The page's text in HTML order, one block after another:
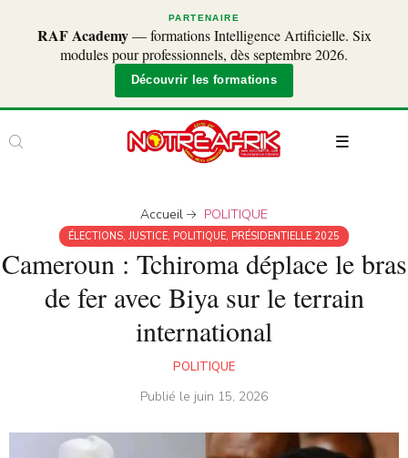
PARTENAIRE
RAF Academy— formations Intelligence Artificielle. Six
modules pour professionnels, dès septembre 2026.
Découvrir les formations
Accueil POLITIQUE
ÉLECTIONS, JUSTICE, POLITIQUE, PRÉSIDENTIELLE 2025
Cameroun : Tchiroma déplace le bras
de fer avec Biya sur le terrain
international
POLITIQUE
Publié le juin 15, 2026